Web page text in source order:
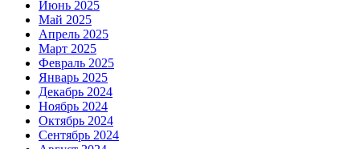
Июнь 2025
Май 2025
Апрель 2025
Март 2025
Февраль 2025
Январь 2025
Декабрь 2024
Ноябрь 2024
Октябрь 2024
Сентябрь 2024